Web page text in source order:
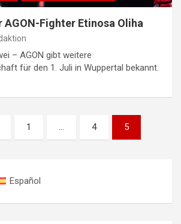
AGON-Fighter Etinosa Oliha
– AGON gibt weitere
für den 1. Juli in Wuppertal bekannt.
1 … 4 5
Español